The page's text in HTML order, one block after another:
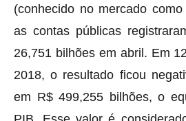
(conhecido no mercado
as contas públicas
26,751 bilhões em abril. Em
2018, o resultado ficou
em R$ 499,255 bilhões, o